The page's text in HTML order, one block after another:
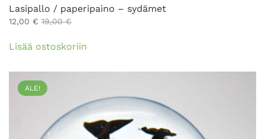
Lasipallo / paperipaino – sydämet
12,00 € 19,00€
Lisää ostoskoriin
ALE!